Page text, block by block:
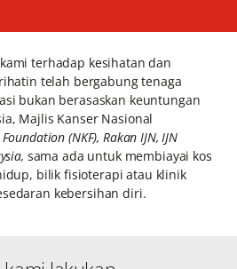
terhadap kesihatan dan
telah bergabung tenaga
bukan berasaskan keuntungan
Majlis Kanser Nasional
(NKF), Rakan IJN, IJN
sama ada untuk membiayai kos
bilik fisioterapi atau klinik
kebersihan diri.